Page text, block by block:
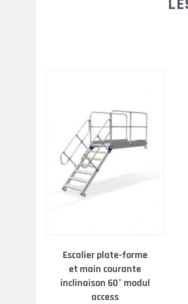
escalier plate-forme
et main courante
inclinaison 60° modul
access